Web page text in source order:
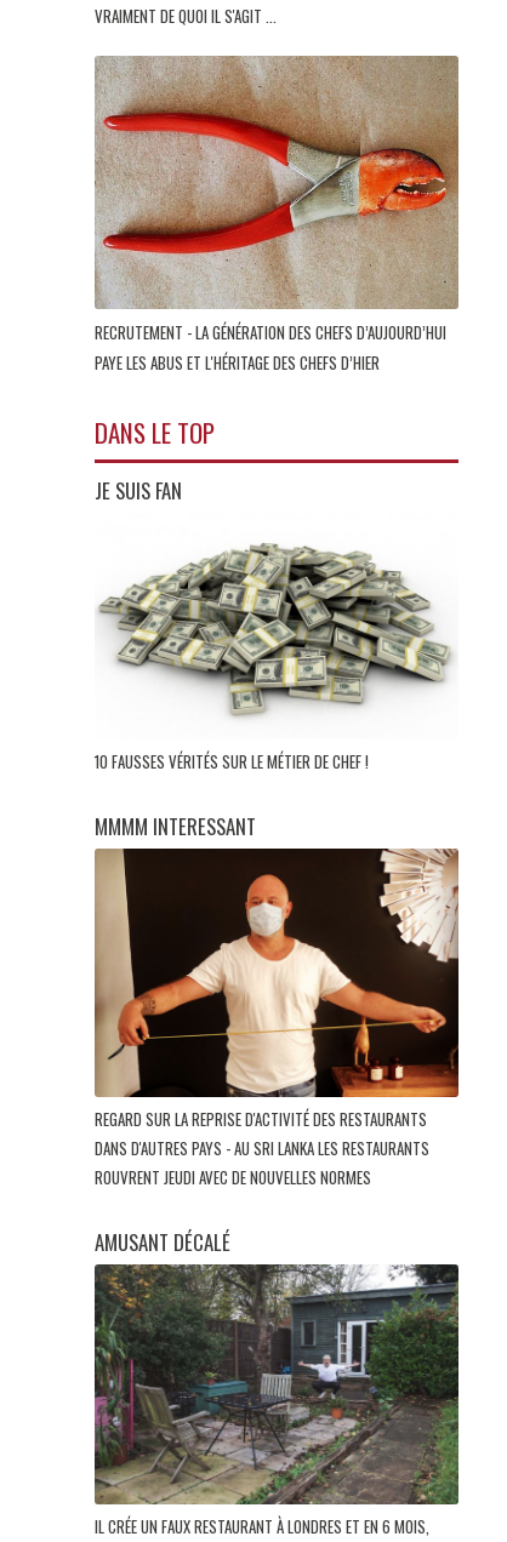
VRAIMENT DE QUOI IL S'AGIT ...
RECRUTEMENT - LA GÉNÉRATION DES CHEFS D’AUJOURD’HUI
PAYE LES ABUS ET L'HÉRITAGE DES CHEFS D’HIER
DANS LE TOP
JE SUIS FAN
10 FAUSSES VÉRITÉS SUR LE MÉTIER DE CHEF !
MMMM INTERESSANT
REGARD SUR LA REPRISE D'ACTIVITÉ DES RESTAURANTS
DANS D'AUTRES PAYS - AU SRI LANKA LES RESTAURANTS
ROUVRENT JEUDI AVEC DE NOUVELLES NORMES
AMUSANT DÉCALÉ
IL CRÉE UN FAUX RESTAURANT À LONDRES ET EN 6 MOIS,